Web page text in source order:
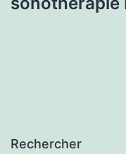
Rechercher